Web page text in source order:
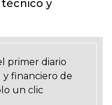
y
primer diario
y financiero de
un clic